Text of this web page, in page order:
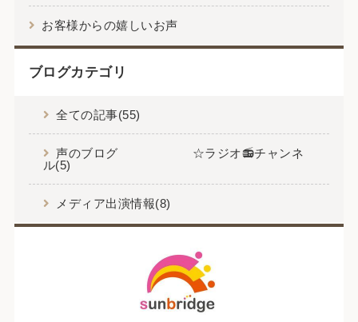
お客様からの嬉しいお声
ブログカテゴリ
全ての記事(55)
声のブログ ☆ラジオ📻チャンネ
ル(5)
メディア出演情報(8)